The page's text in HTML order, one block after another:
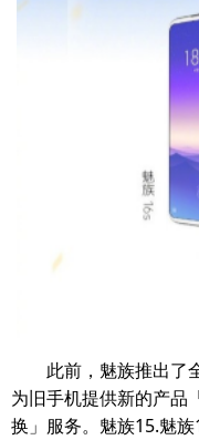
此前，魅族推出了
为旧手机提供新的产品
换」服务。魅族15.魅